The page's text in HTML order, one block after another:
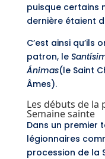
puisque certains
dernière étaient
C’est ainsi
patron, le
Ánimas(le Saint
Âmes).
Les débuts de la
Semaine sainte
Dans un premier
légionnaires
procession de la